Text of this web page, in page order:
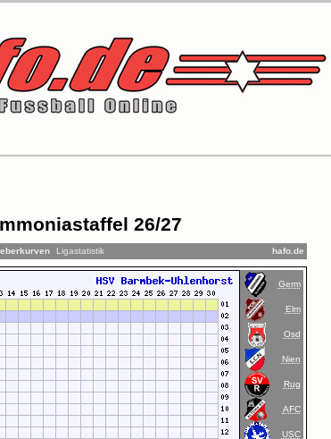
26/27
Ligastatistik hafo.de
Germ
Elm
Osd
Nien
Rug
AFC
USC